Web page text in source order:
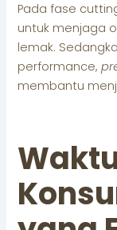
Pada fase
untuk menjaga
lemak.
performance,
membantu